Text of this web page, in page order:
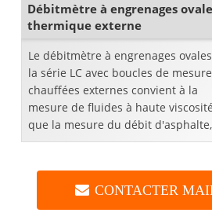
Débitmètre à engrenages
thermique externe
Le débitmètre à engrenages
la série LC avec boucles de mesure
chauffées externes convient à la
mesure de fluides à haute
que la mesure du débit
bitume ou de goudron. Ce genre
CONTACTER